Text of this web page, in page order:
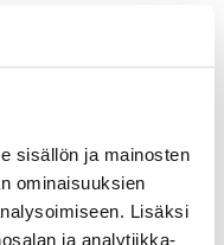
sisällön ja mainosten
ominaisuuksien
Lisäksi
ja analytiikka-